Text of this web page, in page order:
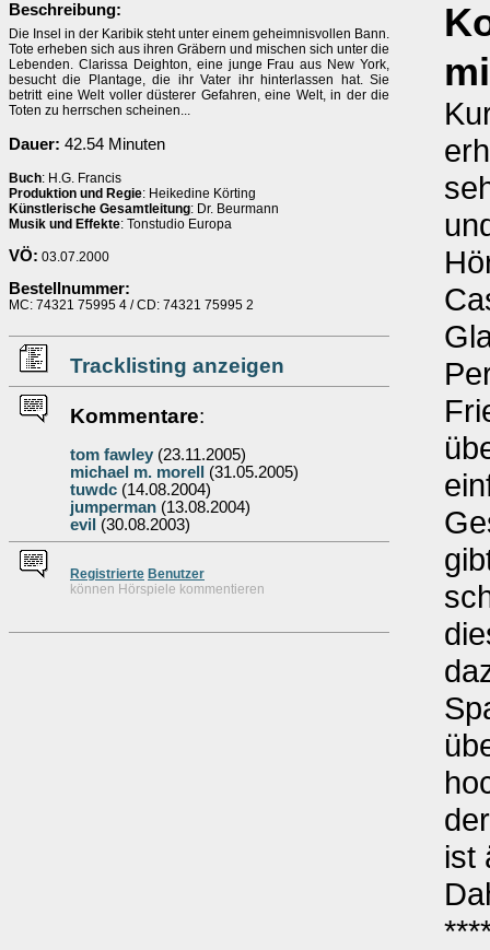
Beschreibung:
Die Insel in der Karibik steht unter einem geheimnisvollen Bann.
Tote erheben sich aus ihren Gräbern und mischen sich unter die
Lebenden. Clarissa Deighton, eine junge Frau aus New York,
besucht die Plantage, die ihr Vater ihr hinterlassen hat. Sie
betritt eine Welt voller düsterer Gefahren, eine Welt, in der die
Toten zu herrschen scheinen...
Dauer: 42.54 Minuten
Buch: H.G. Francis
Produktion und Regie: Heikedine Körting
Künstlerische Gesamtleitung: Dr. Beurmann
Musik und Effekte: Tonstudio Europa
VÖ: 03.07.2000
Bestellnummer:
MC: 74321 75995 4 / CD: 74321 75995 2
Tracklisting anzeigen
Kommentare:
tom fawley (23.11.2005)
michael m. morell
(31.05.2005)
tuwdc (14.08.2004)
jumperman (13.08.2004)
evil (30.08.2003)
Registrierte Benutzer
können Hörspiele kommentieren
ist